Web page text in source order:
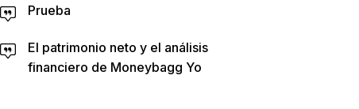
Prueba
El patrimonio neto y el análisis
financiero de Moneybagg Yo